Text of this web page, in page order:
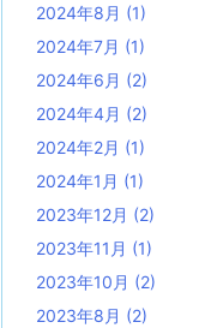
2024年8月 (1)
2024年7月 (1)
2024年6月 (2)
2024年4月 (2)
2024年2月 (1)
2024年1月 (1)
2023年12月 (2)
2023年11月 (1)
2023年10月 (2)
2023年8月 (2)